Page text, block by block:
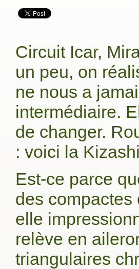
Circuit Icar,
un peu, on
ne nous a
intermédiaire.
de changer.
: voici la
Est-ce parce
des compactes
elle
relève en
triangulaires